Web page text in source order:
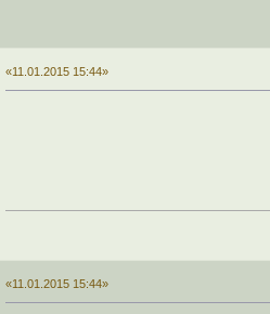
«11.01.2015 15:44»
«11.01.2015 15:44»